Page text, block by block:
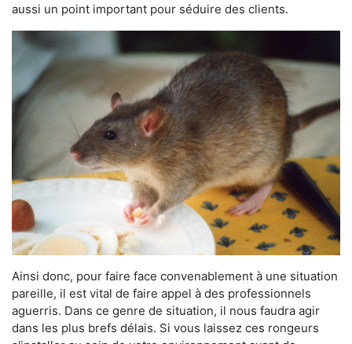
aussi un point important pour séduire des clients.
Ainsi donc, pour faire face convenablement à une situation
pareille, il est vital de faire appel à des professionnels
aguerris. Dans ce genre de situation, il nous faudra agir
dans les plus brefs délais. Si vous laissez ces rongeurs